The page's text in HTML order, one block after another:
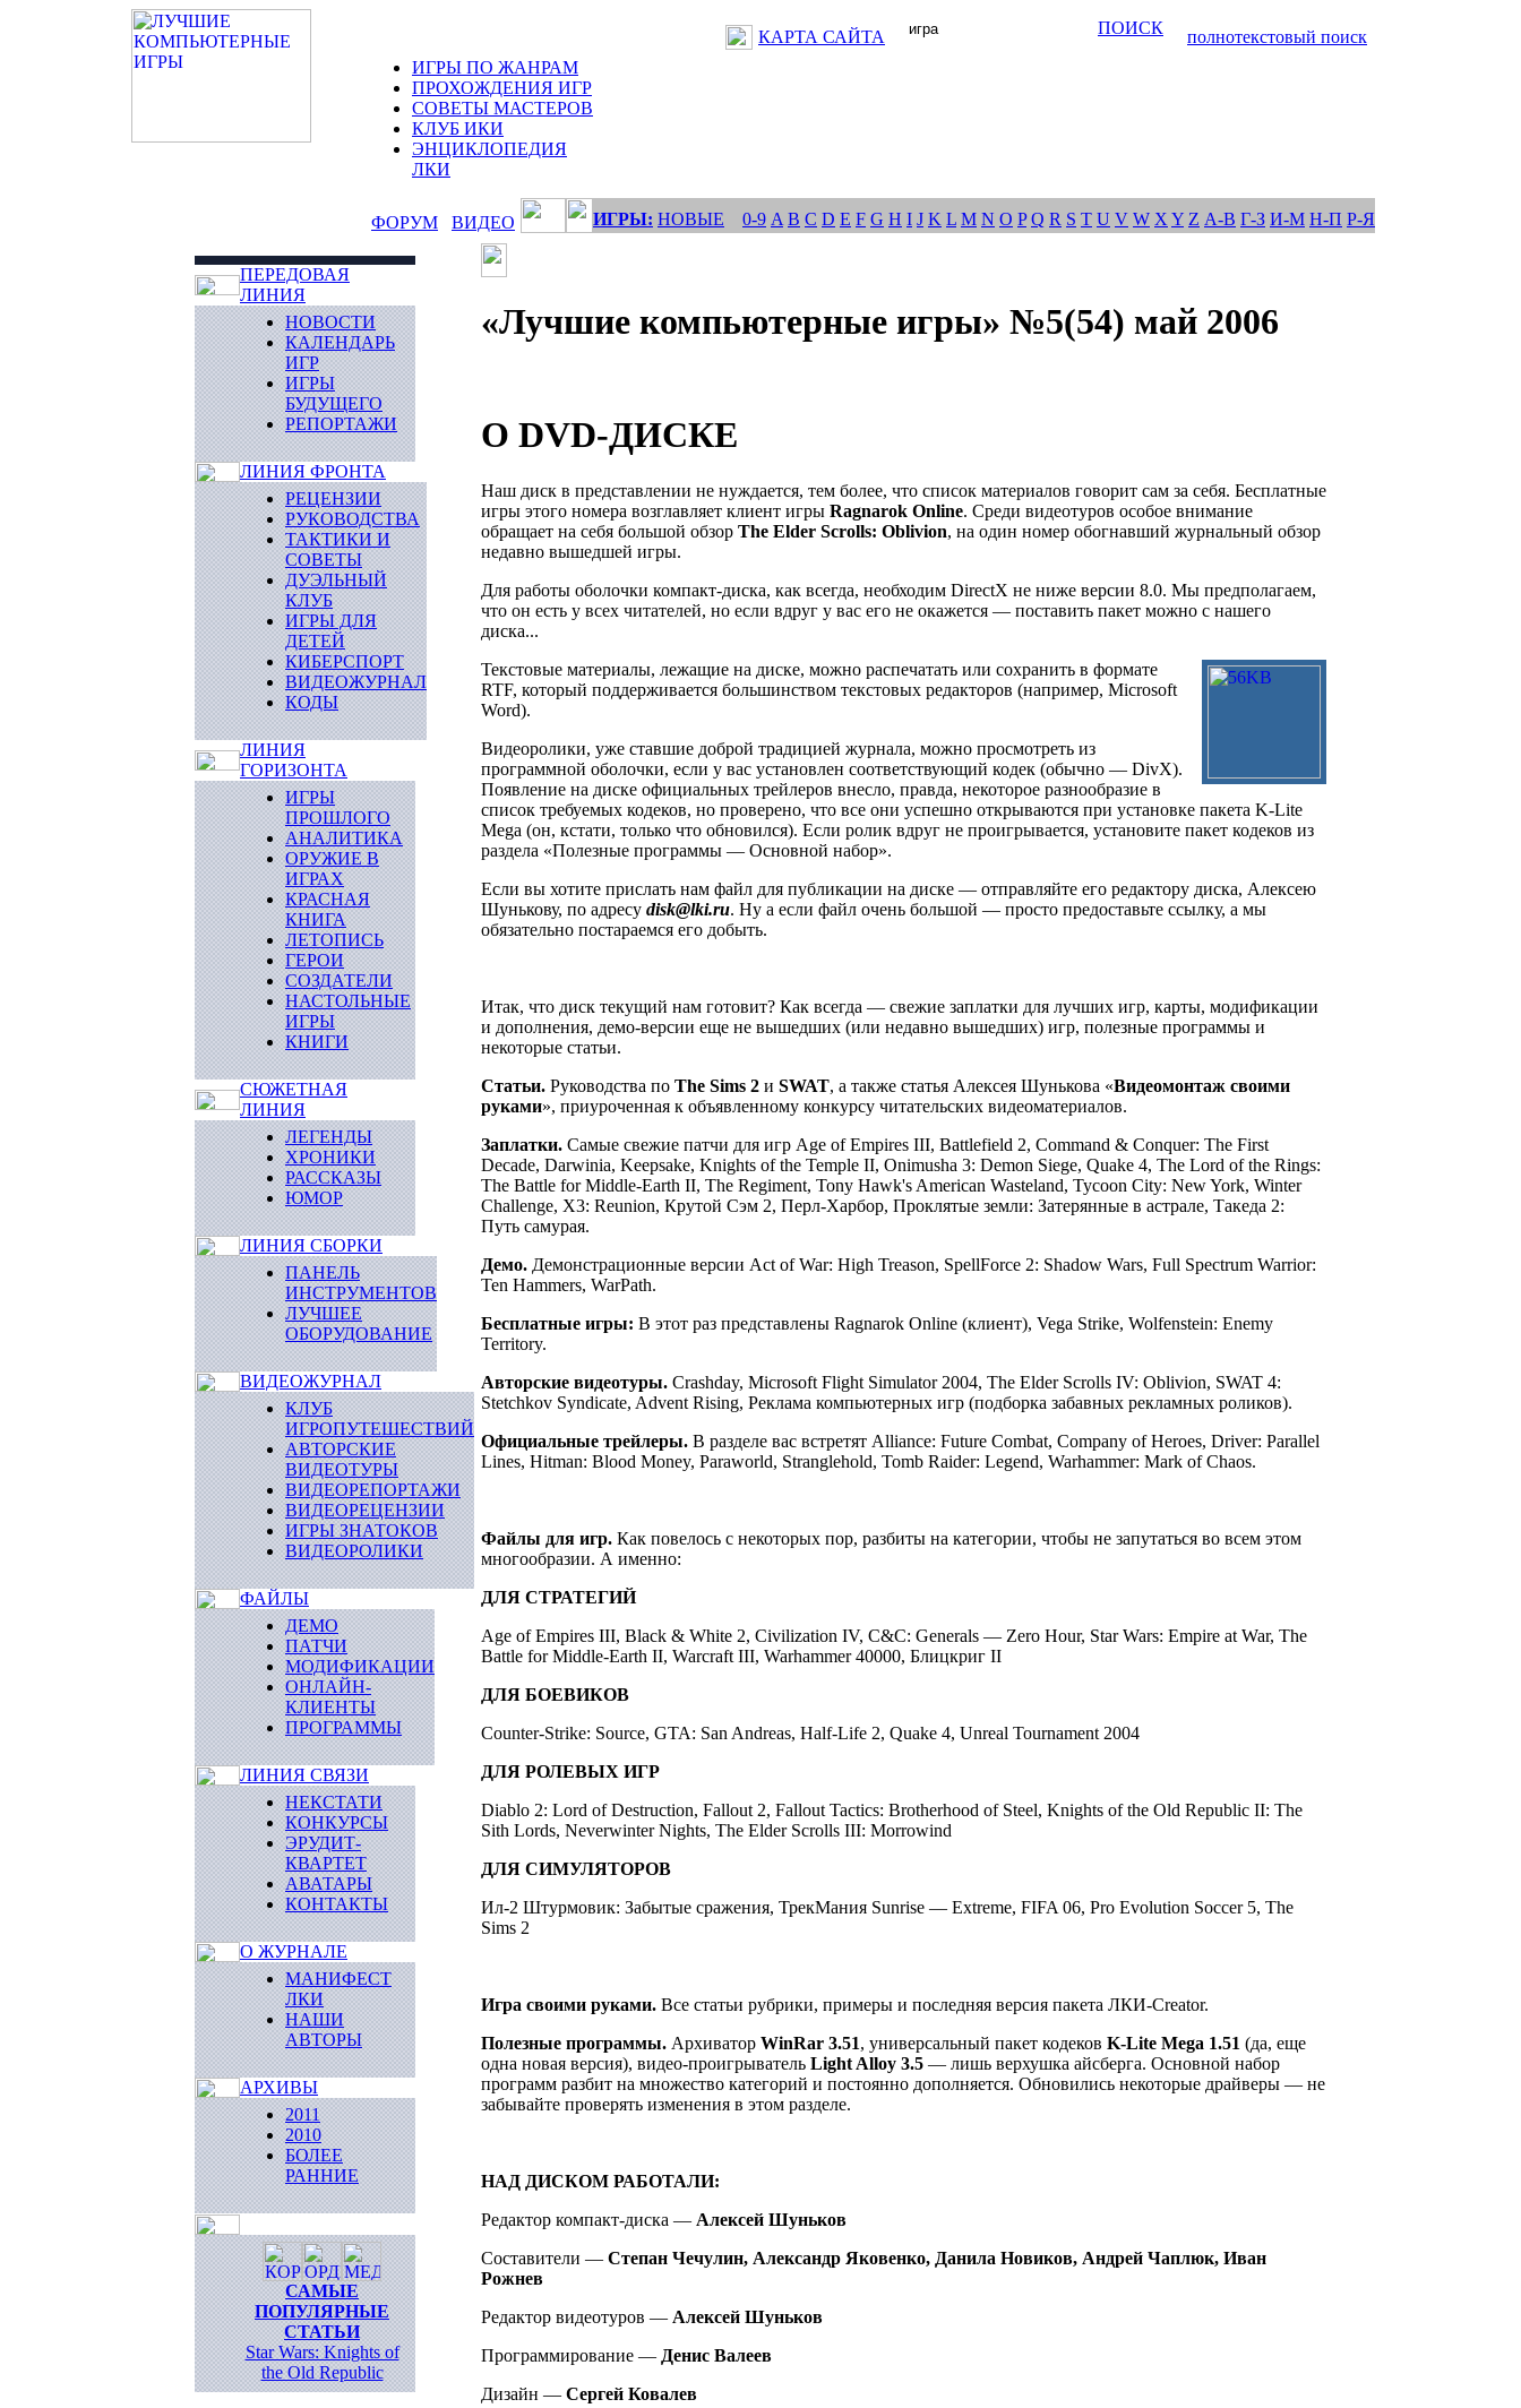
КАРТА САЙТА ПОИСК
полнотекстовый поиск
ИГРЫ ПО ЖАНРАМ
ПРОХОЖДЕНИЯ ИГР
СОВЕТЫ МАСТЕРОВ
КЛУБ ИКИ
ЭНЦИКЛОПЕДИЯ
ЛКИ
ФОРУМ ВИДЕО ИГРЫ: НОВЫЕ 0-9 A B C D E F G H I J K L M N O P Q R S T U V W X Y Z А-В Г-З И-М Н-П Р-Я
ПЕРЕДОВАЯ
ЛИНИЯ
НОВОСТИ
КАЛЕНДАРЬ
ИГР
ИГРЫ
БУДУЩЕГО
РЕПОРТАЖИ
ЛИНИЯ ФРОНТА
РЕЦЕНЗИИ
РУКОВОДСТВА
ТАКТИКИ И
СОВЕТЫ
ДУЭЛЬНЫЙ
КЛУБ
ИГРЫ ДЛЯ
ДЕТЕЙ
КИБЕРСПОРТ
ВИДЕОЖУРНАЛ
КОДЫ
ЛИНИЯ
ГОРИЗОНТА
ИГРЫ
ПРОШЛОГО
АНАЛИТИКА
ОРУЖИЕ В
ИГРАХ
КРАСНАЯ
КНИГА
ЛЕТОПИСЬ
ГЕРОИ
СОЗДАТЕЛИ
НАСТОЛЬНЫЕ
ИГРЫ
КНИГИ
СЮЖЕТНАЯ
ЛИНИЯ
ЛЕГЕНДЫ
ХРОНИКИ
РАССКАЗЫ
ЮМОР
ЛИНИЯ СБОРКИ
ПАНЕЛЬ
ИНСТРУМЕНТОВ
ЛУЧШЕЕ
ОБОРУДОВАНИЕ
ВИДЕОЖУРНАЛ
КЛУБ
ИГРОПУТЕШЕСТВИЙ
АВТОРСКИЕ
ВИДЕОТУРЫ
ВИДЕОРЕПОРТАЖИ
ВИДЕОРЕЦЕНЗИИ
ИГРЫ ЗНАТОКОВ
ВИДЕОРОЛИКИ
ФАЙЛЫ
ДЕМО
ПАТЧИ
МОДИФИКАЦИИ
ОНЛАЙН-
КЛИЕНТЫ
ПРОГРАММЫ
ЛИНИЯ СВЯЗИ
НЕКСТАТИ
КОНКУРСЫ
ЭРУДИТ-
КВАРТЕТ
АВАТАРЫ
КОНТАКТЫ
О ЖУРНАЛЕ
МАНИФЕСТ
ЛКИ
НАШИ
АВТОРЫ
АРХИВЫ
2011
2010
БОЛЕЕ
РАННИЕ
САМЫЕ
ПОПУЛЯРНЫЕ
СТАТЬИ
Star Wars: Knights of
the Old Republic
«Лучшие компьютерные игры» №5(54) май 2006
О DVD-ДИСКЕ
Наш диск в представлении не нуждается, тем более, что список материалов говорит сам за себя. Бесплатные
игры этого номера возглавляет клиент игры Ragnarok Online. Среди видеотуров особое внимание
обращает на себя большой обзор The Elder Scrolls: Oblivion, на один номер обогнавший журнальный обзор
недавно вышедшей игры.
Для работы оболочки компакт-диска, как всегда, необходим DirectX не ниже версии 8.0. Мы предполагаем,
что он есть у всех читателей, но если вдруг у вас его не окажется — поставить пакет можно с нашего
диска...
Текстовые материалы, лежащие на диске, можно распечатать или сохранить в формате
RTF, который поддерживается большинством текстовых редакторов (например, Microsoft
Word).
Видеоролики, уже ставшие доброй традицией журнала, можно просмотреть из
программной оболочки, если у вас установлен соответствующий кодек (обычно — DivX).
Появление на диске официальных трейлеров внесло, правда, некоторое разнообразие в
список требуемых кодеков, но проверено, что все они успешно открываются при установке пакета K-Lite
Mega (он, кстати, только что обновился). Если ролик вдруг не проигрывается, установите пакет кодеков из
раздела «Полезные программы — Основной набор».
Если вы хотите прислать нам файл для публикации на диске — отправляйте его редактору диска, Алексею
Шунькову, по адресу disk@lki.ru. Ну а если файл очень большой — просто предоставьте ссылку, а мы
обязательно постараемся его добыть.
Итак, что диск текущий нам готовит? Как всегда — свежие заплатки для лучших игр, карты, модификации
и дополнения, демо-версии еще не вышедших (или недавно вышедших) игр, полезные программы и
некоторые статьи.
Статьи. Руководства по The Sims 2 и SWAT, а также статья Алексея Шунькова «Видеомонтаж своими
руками», приуроченная к объявленному конкурсу читательских видеоматериалов.
Заплатки. Самые свежие патчи для игр Age of Empires III, Battlefield 2, Command & Conquer: The First
Decade, Darwinia, Keepsake, Knights of the Temple II, Onimusha 3: Demon Siege, Quake 4, The Lord of the Rings:
The Battle for Middle-Earth II, The Regiment, Tony Hawk's American Wasteland, Tycoon City: New York, Winter
Challenge, X3: Reunion, Крутой Сэм 2, Перл-Харбор, Проклятые земли: Затерянные в астрале, Такеда 2:
Путь самурая.
Демо. Демонстрационные версии Act of War: High Treason, SpellForce 2: Shadow Wars, Full Spectrum Warrior:
Ten Hammers, WarPath.
Бесплатные игры: В этот раз представлены Ragnarok Online (клиент), Vega Strike, Wolfenstein: Enemy
Territory.
Авторские видеотуры. Crashday, Microsoft Flight Simulator 2004, The Elder Scrolls IV: Oblivion, SWAT 4:
Stetchkov Syndicate, Advent Rising, Реклама компьютерных игр (подборка забавных рекламных роликов).
Официальные трейлеры. В разделе вас встретят Alliance: Future Combat, Company of Heroes, Driver: Parallel
Lines, Hitman: Blood Money, Paraworld, Stranglehold, Tomb Raider: Legend, Warhammer: Mark of Chaos.
Файлы для игр. Как повелось с некоторых пор, разбиты на категории, чтобы не запутаться во всем этом
многообразии. А именно:
ДЛЯ СТРАТЕГИЙ
Age of Empires III, Black & White 2, Civilization IV, C&C: Generals — Zero Hour, Star Wars: Empire at War, The
Battle for Middle-Earth II, Warcraft III, Warhammer 40000, Блицкриг II
ДЛЯ БОЕВИКОВ
Counter-Strike: Source, GTA: San Andreas, Half-Life 2, Quake 4, Unreal Tournament 2004
ДЛЯ РОЛЕВЫХ ИГР
Diablo 2: Lord of Destruction, Fallout 2, Fallout Tactics: Brotherhood of Steel, Knights of the Old Republic II: The
Sith Lords, Neverwinter Nights, The Elder Scrolls III: Morrowind
ДЛЯ СИМУЛЯТОРОВ
Ил-2 Штурмовик: Забытые сражения, ТрекМания Sunrise — Extreme, FIFA 06, Pro Evolution Soccer 5, The
Sims 2
Игра своими руками. Все статьи рубрики, примеры и последняя версия пакета ЛКИ-Creator.
Полезные программы. Архиватор WinRar 3.51, универсальный пакет кодеков K-Lite Mega 1.51 (да, еще
одна новая версия), видео-проигрыватель Light Alloy 3.5 — лишь верхушка айсберга. Основной набор
программ разбит на множество категорий и постоянно дополняется. Обновились некоторые драйверы — не
забывайте проверять изменения в этом разделе.
НАД ДИСКОМ РАБОТАЛИ:
Редактор компакт-диска — Алексей Шуньков
Составители — Степан Чечулин, Александр Яковенко, Данила Новиков, Андрей Чаплюк, Иван
Рожнев
Редактор видеотуров — Алексей Шуньков
Программирование — Денис Валеев
Дизайн — Сергей Ковалев